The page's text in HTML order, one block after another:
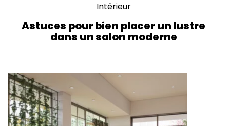
Intérieur
Astuces pour bien placer un lustre
dans un salon moderne